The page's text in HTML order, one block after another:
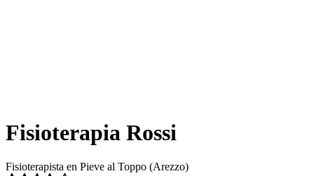
Fisioterapia Rossi
Fisioterapista en Pieve al Toppo (Arezzo)